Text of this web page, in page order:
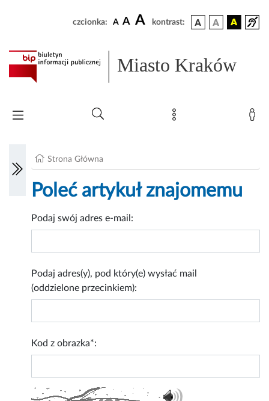
czcionka: A A A kontrast:
Miasto Kraków
Strona Główna
Poleć artykuł znajomemu
Podaj swój adres e-mail:
Podaj adres(y), pod który(e) wysłać mail
(oddzielone przecinkiem):
Kod z obrazka*: